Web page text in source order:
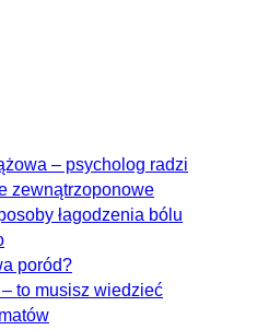
– psycholog radzi
zewnątrzoponowe
łagodzenia bólu
poród?
to musisz wiedzieć